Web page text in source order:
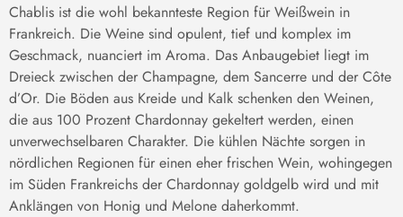
Chablis ist die wohl bekannteste Region für Weißwein in
Frankreich. Die Weine sind opulent, tief und komplex im
Geschmack, nuanciert im Aroma. Das Anbaugebiet liegt im
Dreieck zwischen der Champagne, dem Sancerre und der Côte
d’Or. Die Böden aus Kreide und Kalk schenken den Weinen,
die aus 100 Prozent Chardonnay gekeltert werden, einen
unverwechselbaren Charakter. Die kühlen Nächte sorgen in
nördlichen Regionen für einen eher frischen Wein, wohingegen
im Süden Frankreichs der Chardonnay goldgelb wird und mit
Anklängen von Honig und Melone daherkommt.